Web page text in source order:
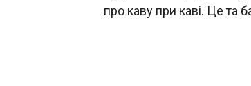
про каву при каві. Це та